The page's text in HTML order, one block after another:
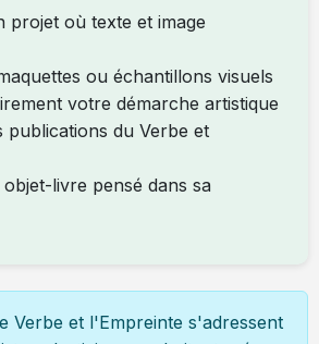
projet où texte et image
ou échantillons visuels
votre démarche artistique
publications du Verbe et
livre pensé dans sa
Verbe et l'Empreinte s'adressent